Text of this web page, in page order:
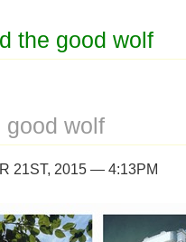
the good wolf
good wolf
21ST, 2015 — 4:13PM